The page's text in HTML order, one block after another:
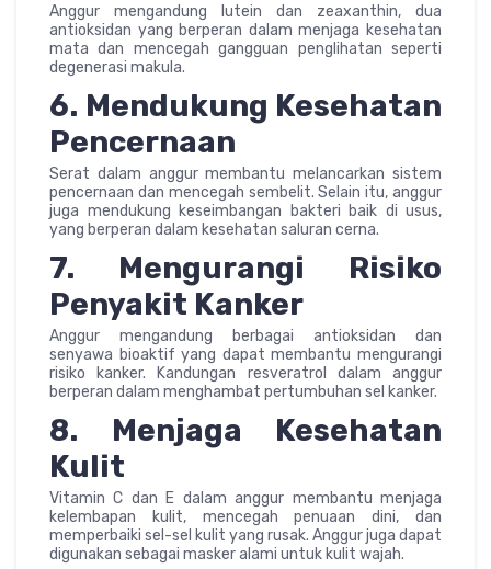
Anggur mengandung lutein dan zeaxanthin, dua
antioksidan yang berperan dalam menjaga kesehatan
mata dan mencegah gangguan penglihatan seperti
degenerasi makula.
6. Mendukung Kesehatan
Pencernaan
Serat dalam anggur membantu melancarkan sistem
pencernaan dan mencegah sembelit. Selain itu, anggur
juga mendukung keseimbangan bakteri baik di usus,
yang berperan dalam kesehatan saluran cerna.
7. Mengurangi Risiko
Penyakit Kanker
Anggur mengandung berbagai antioksidan dan
senyawa bioaktif yang dapat membantu mengurangi
risiko kanker. Kandungan resveratrol dalam anggur
berperan dalam menghambat pertumbuhan sel kanker.
8. Menjaga Kesehatan
Kulit
Vitamin C dan E dalam anggur membantu menjaga
kelembapan kulit, mencegah penuaan dini, dan
memperbaiki sel-sel kulit yang rusak. Anggur juga dapat
digunakan sebagai masker alami untuk kulit wajah.